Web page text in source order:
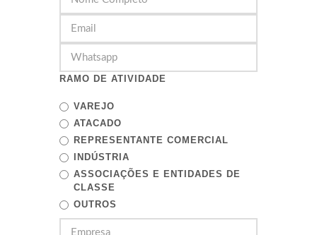
RAMO DE ATIVIDADE
VAREJO
ATACADO
REPRESENTANTE COMERCIAL
INDÚSTRIA
ASSOCIAÇÕES E ENTIDADES DE
CLASSE
OUTROS